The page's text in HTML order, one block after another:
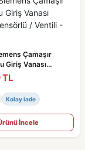
Çamaşır
Giriş Vanası
/ Ventili -
TL
Kolay iade
İncele